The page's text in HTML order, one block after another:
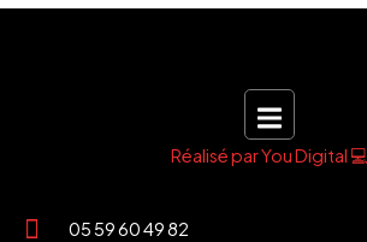
Réalisé par You Digital 💻
05 59 60 49 82